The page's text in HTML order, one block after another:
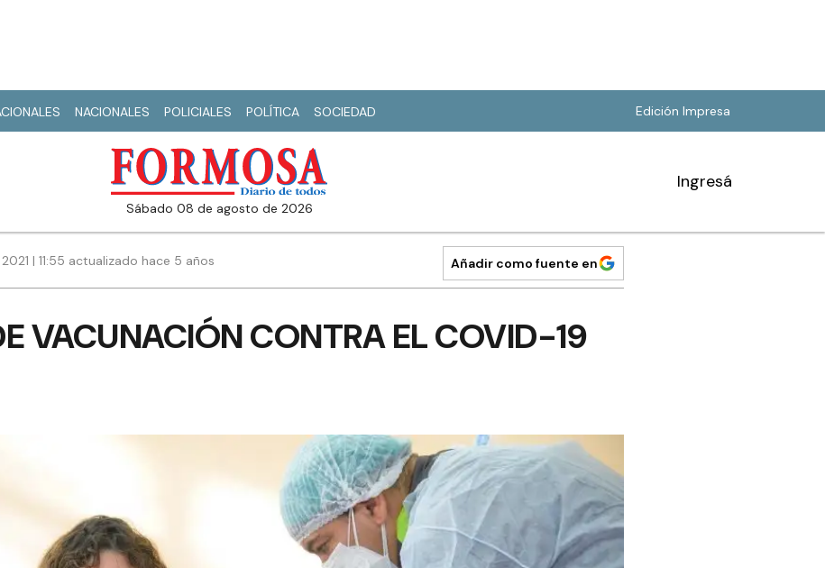
NACIONALES POLICIALES POLÍTICA SOCIEDAD Edición Impresa
sábado 08 de agosto de 2026
Ingresá
| 11:55 actualizado hace 5 años Añadir como fuente en
VACUNACIÓN CONTRA EL COVID-19